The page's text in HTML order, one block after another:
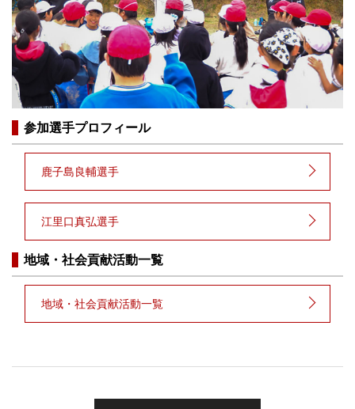
参加選手プロフィール
鹿子島良輔選手
江里口真弘選手
地域・社会貢献活動一覧
地域・社会貢献活動一覧